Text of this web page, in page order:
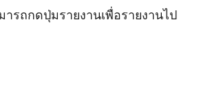
รถกดปุ่มรายงานเพื่อรายงานไป